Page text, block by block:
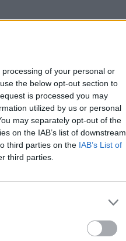
of your personal or
the below opt-out section to
is processed you may
utilized by us or personal
may separately opt-out of the
on the IAB’s list of downstream
third parties on the IAB’s List of
third parties.